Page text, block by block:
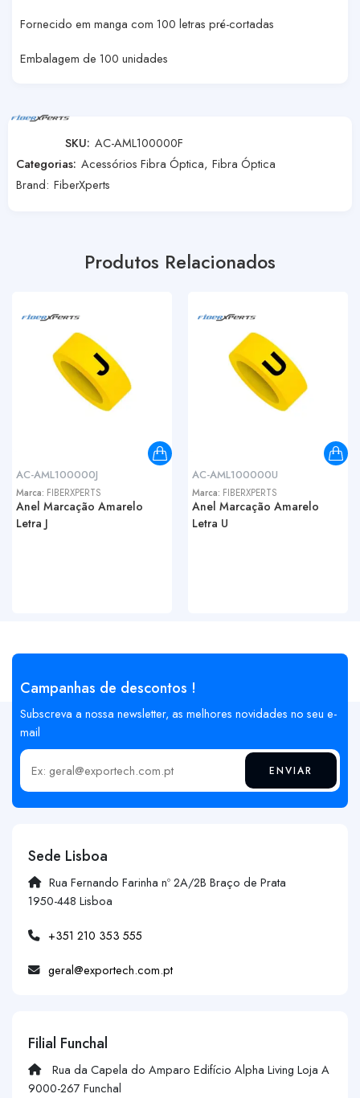
Fornecido em manga com 100 letras pré-cortadas
Embalagem de 100 unidades
SKU: AC-AML100000F
Categorias: Acessórios Fibra Óptica, Fibra Óptica
Brand: FiberXperts
Produtos Relacionados
AC-AML100000J
Marca: FIBERXPERTS
Anel Marcação Amarelo
Letra J
AC-AML100000U
Marca: FIBERXPERTS
Anel Marcação Amarelo
Letra U
Campanhas de descontos !
Subscreva a nossa newsletter, as melhores novidades no seu e-
mail
Insira o seu email ENVIAR
Sede Lisboa
Rua Fernando Farinha nº 2A/2B Braço de Prata
1950-448 Lisboa
+351 210 353 555
geral@exportech.com.pt
Filial Funchal
Rua da Capela do Amparo Edifício Alpha Living Loja A
9000-267 Funchal